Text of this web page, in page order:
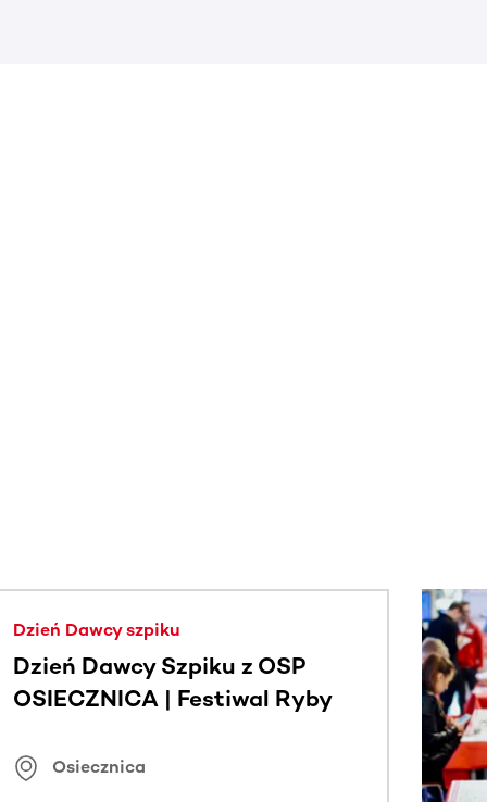
Dzień Dawcy szpiku
Dzień Dawcy Szpiku z OSP
OSIECZNICA | Festiwal Ryby
Osiecznica